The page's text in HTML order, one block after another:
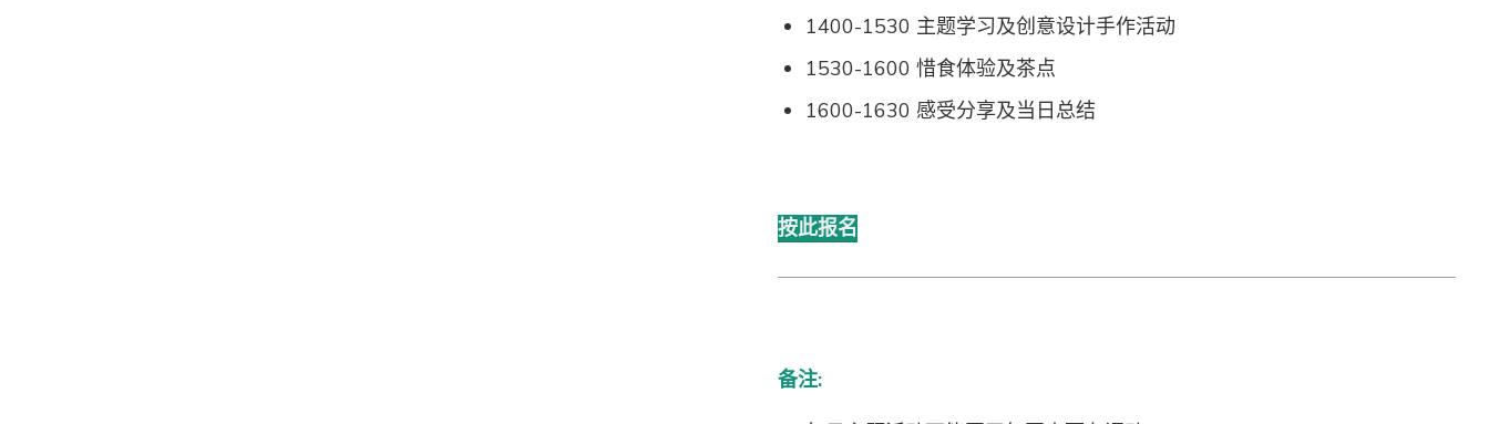
1400-1530 主题学习及创意设计手作活动
1530-1600 惜食体验及茶点
1600-1630 感受分享及当日总结
按此报名
备注: